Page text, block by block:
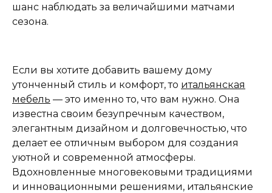
шанс наблюдать за величайшими матчами
сезона.
Если вы хотите добавить вашему дому
утонченный стиль и комфорт, то итальянская
мебель — это именно то, что вам нужно. Она
известна своим безупречным качеством,
элегантным дизайном и долговечностью, что
делает ее отличным выбором для создания
уютной и современной атмосферы.
Вдохновленные многовековыми традициями
и инновационными решениями, итальянские